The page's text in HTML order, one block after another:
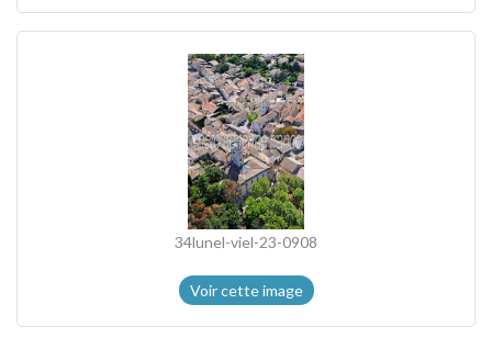
34lunel-viel-23-0908
Voir cette image